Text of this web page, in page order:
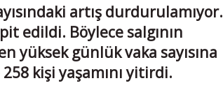
artış durdurulamıyor.
edildi. Böylece salgının
yüksek günlük vaka sayısına
kişi yaşamını yitirdi.